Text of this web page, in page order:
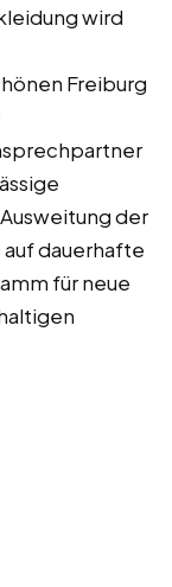
wird
Freiburg
der
dauerhafte
für neue